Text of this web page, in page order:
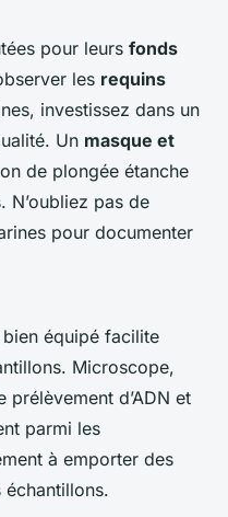
pour leurs fonds
les requins
investissez dans un
Un masque et
de plongée étanche
N’oubliez pas de
pour documenter
équipé facilite
Microscope,
d’ADN et
parmi les
à emporter des